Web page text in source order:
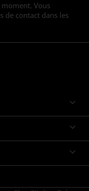
Vous
de contact dans les


